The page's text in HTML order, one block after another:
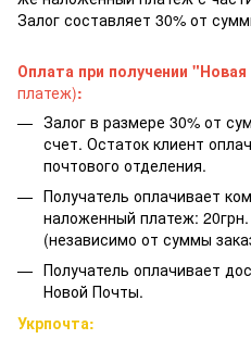
Залог составляет 30% от
Оплата при получении
платеж):
Залог в размере 30% от
счет. Остаток клиент
почтового отделения.
Получатель оплачивает
наложенный платеж:
(независимо от суммы
Получатель оплачивает
Новой Почты.
Укрпочта: